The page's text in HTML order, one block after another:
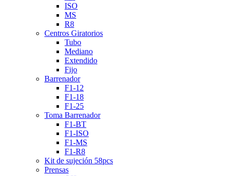
ISO
MS
R8
Centros Giratorios
Tubo
Mediano
Extendido
Fijo
Barrenador
F1-12
F1-18
F1-25
Toma Barrenador
F1-BT
F1-ISO
F1-MS
F1-R8
Kit de sujeción 58pcs
Prensas